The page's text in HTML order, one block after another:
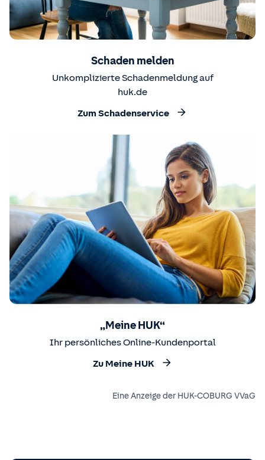
Schaden melden
Unkomplizierte Schadenmeldung auf
huk.de
Zum Schadenservice
„Meine HUK“
Ihr persönliches Online-Kundenportal
Zu Meine HUK
Eine Anzeige der HUK-COBURG VVaG